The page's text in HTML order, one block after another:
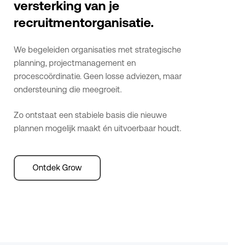
versterking van je
recruitmentorganisatie.
We begeleiden organisaties met strategische
planning, projectmanagement en
procescoördinatie. Geen losse adviezen, maar
ondersteuning die meegroeit.
Zo ontstaat een stabiele basis die nieuwe
plannen mogelijk maakt én uitvoerbaar houdt.
Ontdek Grow